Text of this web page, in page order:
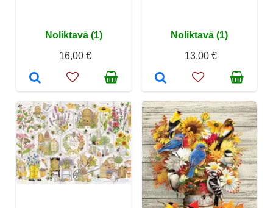
Noliktavā (1)
16,00 €
Noliktavā (1)
13,00 €